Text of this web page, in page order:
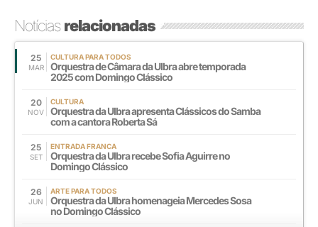
Notíciasrelacionadas
25
MAR
CULTURA PARA TODOS
Orquestra de Câmara da Ulbra abre temporada
2025 com Domingo Clássico
20
NOV
CULTURA
Orquestra da Ulbra apresenta Clássicos do Samba
com a cantora Roberta Sá
25
SET
ENTRADA FRANCA
Orquestra da Ulbra recebe Sofia Aguirre no
Domingo Clássico
26
JUN
ARTE PARA TODOS
Orquestra da Ulbra homenageia Mercedes Sosa
no Domingo Clássico